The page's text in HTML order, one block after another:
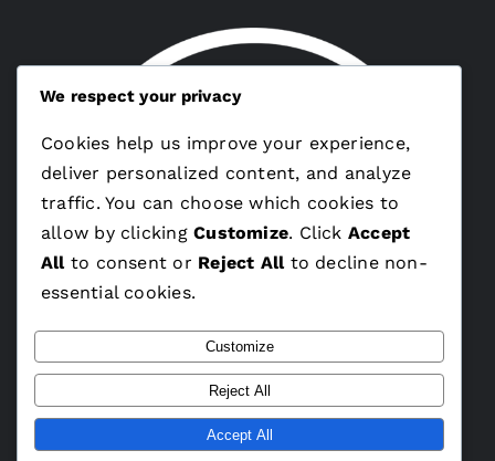
We respect your privacy
Cookies help us improve your experience,
deliver personalized content, and analyze
traffic. You can choose which cookies to
allow by clickingCustomize. Click Accept
Allto consent or Reject Allto decline non-
essential cookies.
Customize
Reject All
Accept All